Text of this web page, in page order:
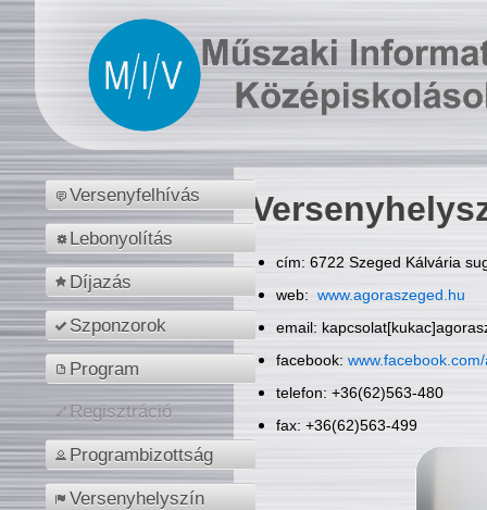
Versenyfelhívás
Lebonyolítás
Díjazás
Szponzorok
Program
Regisztráció
Programbizottság
Versenyhelyszín
cím: 6722 Szeged Kálvária
web: www.agoraszeged.hu
email:
facebook:
telefon: +36(62)563-480
fax: +36(62)563-499